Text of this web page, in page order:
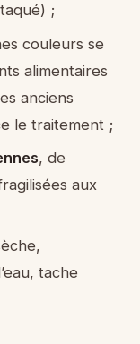
;
couleurs se
alimentaires
anciens
le traitement ;
, de
aux
tache